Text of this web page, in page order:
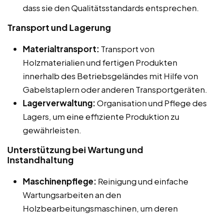
dass sie den Qualitätsstandards entsprechen.
Transport und Lagerung
Materialtransport: Transport von
Holzmaterialien und fertigen Produkten
innerhalb des Betriebsgeländes mit Hilfe von
Gabelstaplern oder anderen Transportgeräten.
Lagerverwaltung:Organisation und Pflege des
Lagers, um eine effiziente Produktion zu
gewährleisten.
Unterstützung bei Wartung und
Instandhaltung
Maschinenpflege: Reinigung und einfache
Wartungsarbeiten an den
Holzbearbeitungsmaschinen, um deren